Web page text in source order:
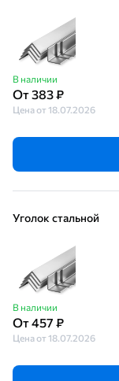
В наличии
От 383 ₽
Цена от 18.07.2026
Уголок стальной
В наличии
От 457 ₽
Цена от 18.07.2026